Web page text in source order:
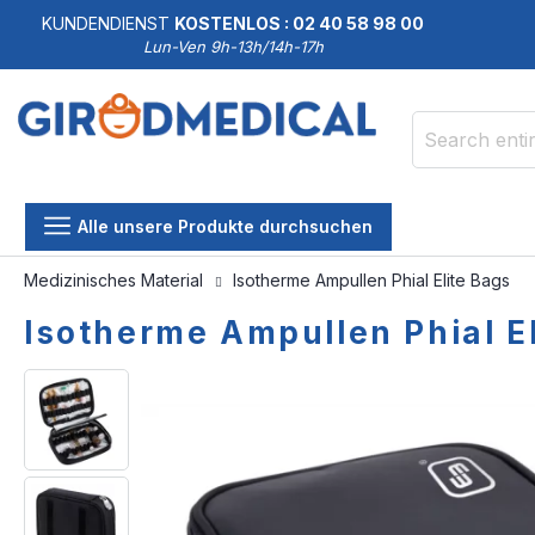
KUNDENDIENST KOSTENLOS : 02 40 58 98 00
Lun-Ven 9h-13h/14h-17h
Alle unsere Produkte durchsuchen
Medizinisches Material Isotherme Ampullen Phial Elite Bags
Isotherme Ampullen Phial
Skip
the
end
of
the
images
Skip
the
beginning
of
the
images